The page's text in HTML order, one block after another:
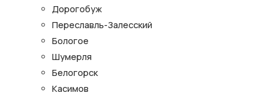
Дорогобуж
Переславль-Залесский
Бологое
Шумерля
Белогорск
Касимов